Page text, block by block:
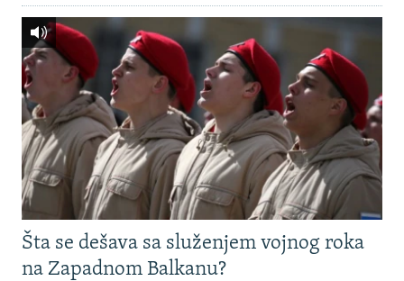
Šta se dešava sa služenjem vojnog roka
na Zapadnom Balkanu?